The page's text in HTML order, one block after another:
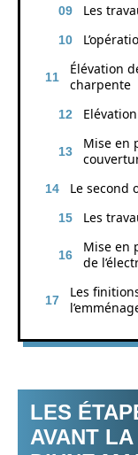
Les
Élévation
charpente
Mise en
Le second
Les
Mise en
de
Les
LES
AVANT